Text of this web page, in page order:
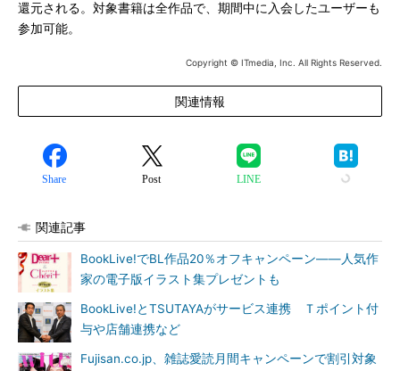
還元される。対象書籍は全作品で、期間中に入会したユーザーも
参加可能。
Copyright © ITmedia, Inc. All Rights Reserved.
関連情報
Share Post LINE
関連記事
BookLive!でBL作品20％オフキャンペーン――人気作
家の電子版イラスト集プレゼントも
BookLive!とTSUTAYAがサービス連携 Ｔポイント付
与や店舗連携など
Fujisan.co.jp、雑誌愛読月間キャンペーンで割引対象